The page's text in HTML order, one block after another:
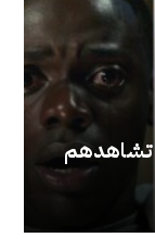
لا تشاهدهم